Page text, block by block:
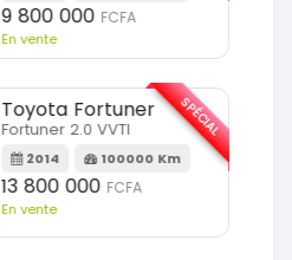
9 800 000 FCFA
En vente
Toyota Fortuner
Fortuner 2.0 VVTI
2014 100000 Km
13 800 000 FCFA
En vente
SPÉCIAL